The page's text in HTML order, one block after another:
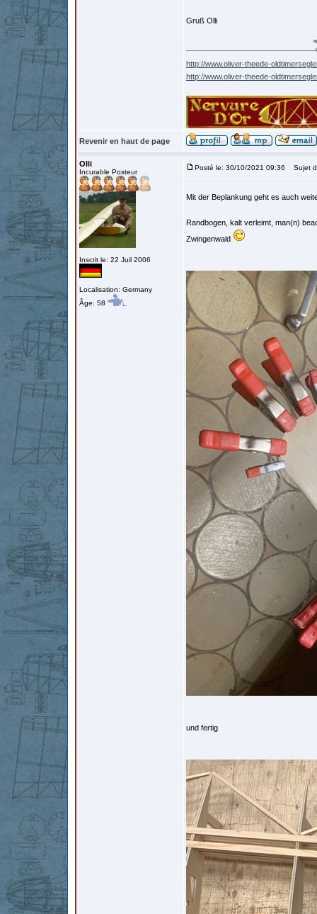
Gruß Olli
http://www.oliver-theede-
http://www.oliver-theede-
Revenir en haut de page
Olli
Incurable Posteur
Inscrit le: 22 Juil 2006
Localisation: Germany
Âge: 58
Posté le: 30/10/2021 09:36 Sujet
Mit der Beplankung geht es auch
Randbogen, kalt verleimt, man(n)
Zwingenwald
und fertig